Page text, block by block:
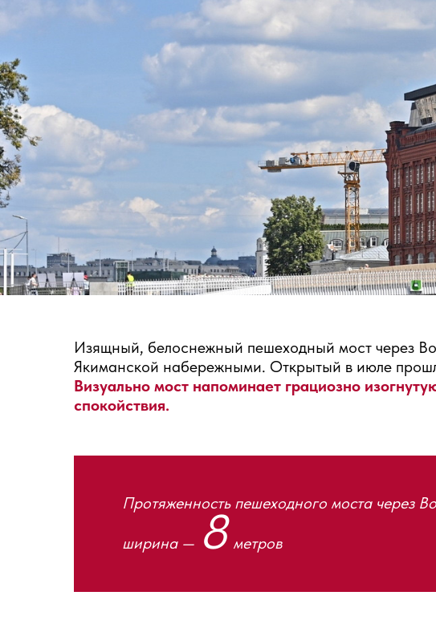
Изящный, белоснежный пешеходный мост через
Якиманской набережными. Открытый в июле
Визуально мост напоминает грациозно
спокойствия.
Протяженность пешеходного моста через
8 метров
ширина —